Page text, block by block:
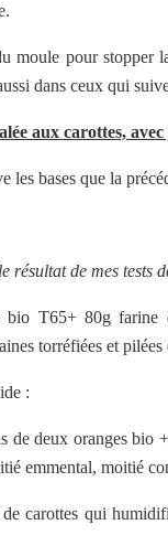
moule pour stopper
dans ceux qui
aux carottes,
les bases que la
résultat de mes tests
bio T65+ 80g farine
torréfiées et
:
de deux oranges bio
emmental, moitié
carottes qui